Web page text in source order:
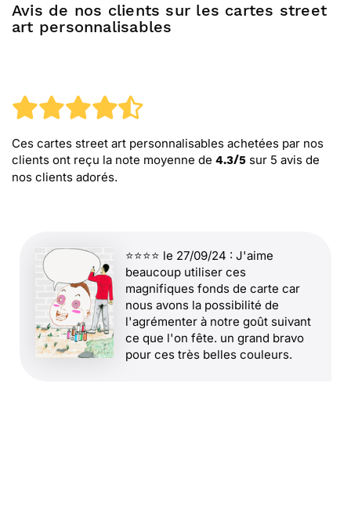
Avis de nos clients sur les cartes street
art personnalisables
Ces cartes street art personnalisables achetées par nos
clients ont reçu la note moyenne de 4.3/5 sur 5 avis de
nos clients adorés.
⭐⭐⭐⭐ le 27/09/24 : J'aime
beaucoup utiliser ces
magnifiques fonds de carte car
nous avons la possibilité de
l'agrémenter à notre goût suivant
ce que l'on fête. un grand bravo
pour ces très belles couleurs.